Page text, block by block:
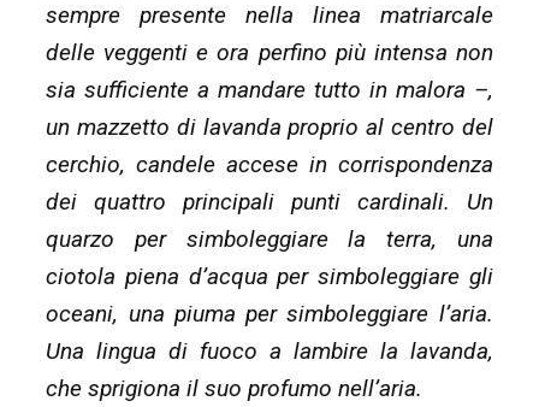
sempre presente nella linea matriarcale
delle veggenti e ora perfino più intensa non
sia sufficiente a mandare tutto in malora –,
un mazzetto di lavanda proprio al centro del
cerchio, candele accese in corrispondenza
dei quattro principali punti cardinali. Un
quarzo per simboleggiare la terra, una
ciotola piena d’acqua per simboleggiare gli
oceani, una piuma per simboleggiare l’aria.
Una lingua di fuoco a lambire la lavanda,
che sprigiona il suo profumo nell’aria.